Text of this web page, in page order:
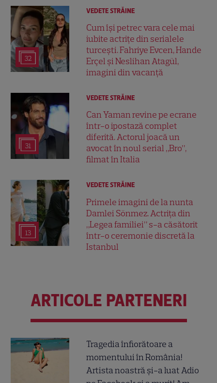
32
VEDETE STRĂINE
Cum își petrec vara cele mai
iubite actrițe din serialele
turcești. Fahriye Evcen, Hande
Erçel și Neslihan Atagül,
imagini din vacanță
31
VEDETE STRĂINE
Can Yaman revine pe ecrane
într-o ipostază complet
diferită. Actorul joacă un
avocat în noul serial „Bro”,
filmat în Italia
13
VEDETE STRĂINE
Primele imagini de la nunta
Damlei Sönmez. Actrița din
„Legea familiei” s-a căsătorit
într-o ceremonie discretă la
Istanbul
ARTICOLE PARTENERI
Tragedia înfiorătoare a
momentului în România!
Artista noastră și-a luat Adio